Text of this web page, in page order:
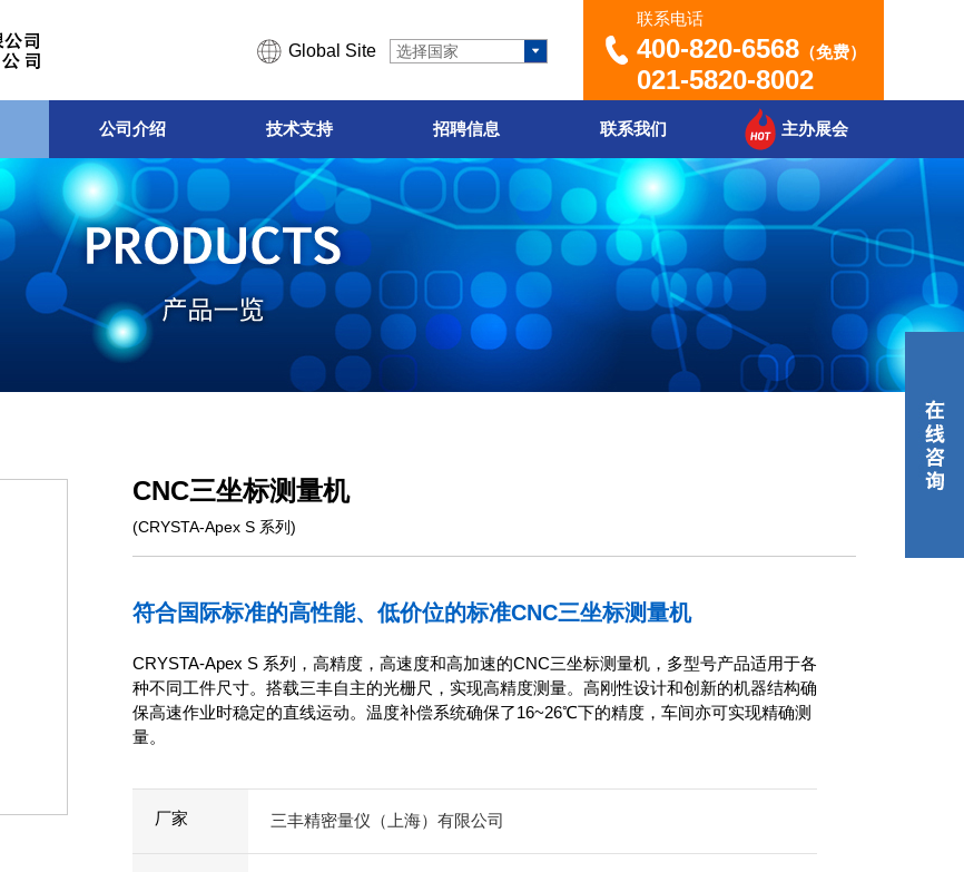
Global Site 选择国家
联系电话
400-820-6568 （免费）
021-5820-8002
公司介绍 技术支持 招聘信息 联系我们 主办展会
CNC三坐标测量机
(CRYSTA-Apex S 系列)
符合国际标准的高性能、低价位的标准CNC三坐标测量机
CRYSTA-Apex S 系列，高精度，高速度和高加速的CNC三坐标测量机，多型号产品适用于各
种不同工件尺寸。搭载三丰自主的光栅尺，实现高精度测量。高刚性设计和创新的机器结构确
保高速作业时稳定的直线运动。温度补偿系统确保了16~26℃下的精度，车间亦可实现精确测
量。
厂家 三丰精密量仪（上海）有限公司